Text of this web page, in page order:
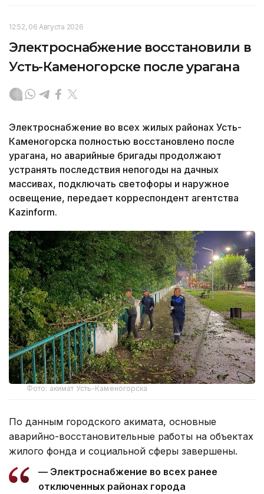
12:52, 06 Августа 2026
Электроснабжение восстановили в
Усть-Каменогорске после урагана
Электроснабжение во всех жилых районах Усть-
Каменогорска полностью восстановлено после
урагана, но аварийные бригады продолжают
устранять последствия непогоды на дачных
массивах, подключать светофоры и наружное
освещение, передает корреспондент агентства
Kazinform.
Фото: акимат Усть-Каменогорска
По данным городского акимата, основные
аварийно-восстановительные работы на объектах
жилого фонда и социальной сферы завершены.
— Электроснабжение во всех ранее
отключенных районах города